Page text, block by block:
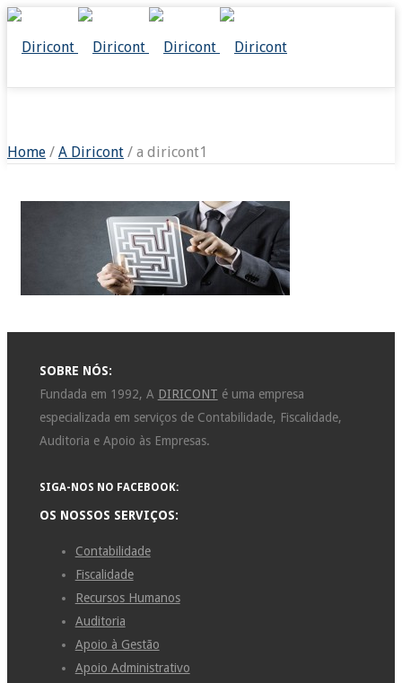
Home / A Diricont / a diricont1
SOBRE NÓS:
Fundada em 1992, A DIRICONT é uma empresa
especializada em serviços de Contabilidade, Fiscalidade,
Auditoria e Apoio às Empresas.
SIGA-NOS NO FACEBOOK:
OS NOSSOS SERVIÇOS:
Contabilidade
Fiscalidade
Recursos Humanos
Auditoria
Apoio à Gestão
Apoio Administrativo